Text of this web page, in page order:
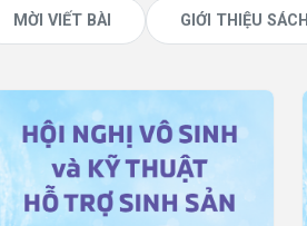
MỜI VIẾT BÀI GIỚI THIỆU SÁCH